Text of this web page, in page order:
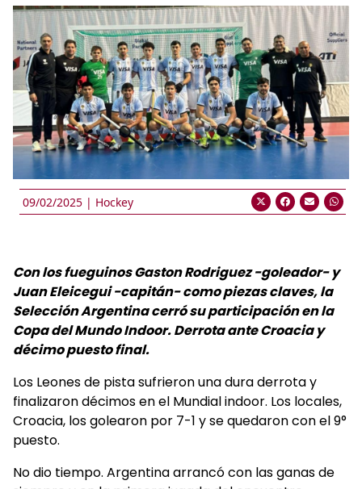
09/02/2025 | Hockey
Con los fueguinos Gaston Rodriguez -goleador- y
Juan Eleicegui -capitán- como piezas claves, la
Selección Argentina cerró su participación en la
Copa del Mundo Indoor. Derrota ante Croacia y
décimo puesto final.
Los Leones de pista sufrieron una dura derrota y
finalizaron décimos en el Mundial indoor. Los locales,
Croacia, los golearon por 7-1 y se quedaron con el 9°
puesto.
No dio tiempo. Argentina arrancó con las ganas de